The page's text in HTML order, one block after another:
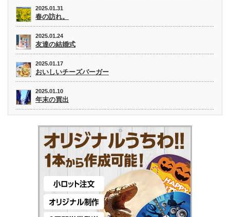
2025.01.31
春の訪れ。
2025.01.24
友達の結婚式
2025.01.17
おいしいチーズバーガー
2025.01.10
年末の買出